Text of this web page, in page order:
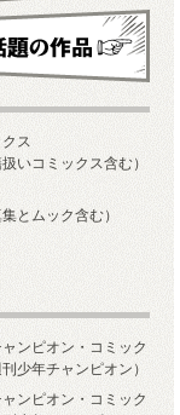
ス
扱いコミックス含む）
集とムック含む）
ンピオン・コミック
少年チャンピオン）
ンピオン・コミック